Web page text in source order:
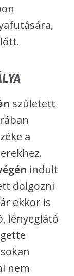
született
a
indult
dolgozni
ekkor is
lényeglátó
nem